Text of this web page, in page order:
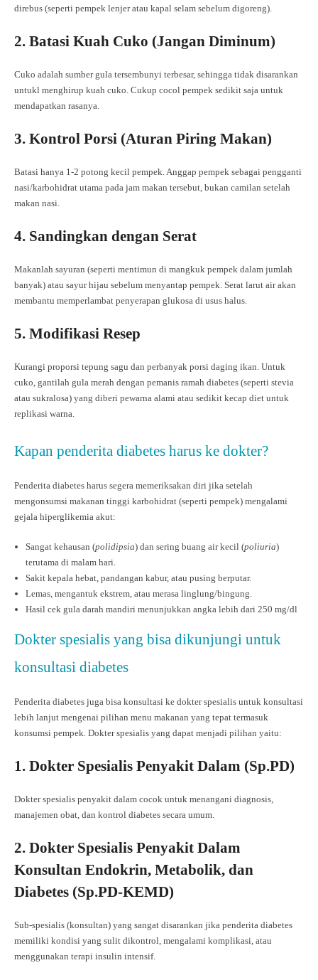
direbus (seperti pempek lenjer atau kapal selam sebelum digoreng).
2. Batasi Kuah Cuko (Jangan Diminum)
Cuko adalah sumber gula tersembunyi terbesar, sehingga tidak disarankan
untukl menghirup kuah cuko. Cukup cocol pempek sedikit saja untuk
mendapatkan rasanya.
3. Kontrol Porsi (Aturan Piring Makan)
Batasi hanya 1-2 potong kecil pempek. Anggap pempek sebagai pengganti
nasi/karbohidrat utama pada jam makan tersebut, bukan camilan setelah
makan nasi.
4. Sandingkan dengan Serat
Makanlah sayuran (seperti mentimun di mangkuk pempek dalam jumlah
banyak) atau sayur hijau sebelum menyantap pempek. Serat larut air akan
membantu memperlambat penyerapan glukosa di usus halus.
5. Modifikasi Resep
Kurangi proporsi tepung sagu dan perbanyak porsi daging ikan. Untuk
cuko, gantilah gula merah dengan pemanis ramah diabetes (seperti stevia
atau sukralosa) yang diberi pewarna alami atau sedikit kecap diet untuk
replikasi warna.
Kapan penderita diabetes harus ke dokter?
Penderita diabetes harus segera memeriksakan diri jika setelah
mengonsumsi makanan tinggi karbohidrat (seperti pempek) mengalami
gejala hiperglikemia akut:
Sangat kehausan (polidipsia) dan sering buang air kecil (poliuria)
terutama di malam hari.
Sakit kepala hebat, pandangan kabur, atau pusing berputar.
Lemas, mengantuk ekstrem, atau merasa linglung/bingung.
Hasil cek gula darah mandiri menunjukkan angka lebih dari 250 mg/dl
Dokter spesialis yang bisa dikunjungi untuk
konsultasi diabetes
Penderita diabetes juga bisa konsultasi ke dokter spesialis untuk konsultasi
lebih lanjut mengenai pilihan menu makanan yang tepat termasuk
konsumsi pempek. Dokter spesialis yang dapat menjadi pilihan yaitu:
1. Dokter Spesialis Penyakit Dalam (Sp.PD)
Dokter spesialis penyakit dalam cocok untuk menangani diagnosis,
manajemen obat, dan kontrol diabetes secara umum.
2. Dokter Spesialis Penyakit Dalam
Konsultan Endokrin, Metabolik, dan
Diabetes (Sp.PD-KEMD)
Sub-spesialis (konsultan) yang sangat disarankan jika penderita diabetes
memiliki kondisi yang sulit dikontrol, mengalami komplikasi, atau
menggunakan terapi insulin intensif.